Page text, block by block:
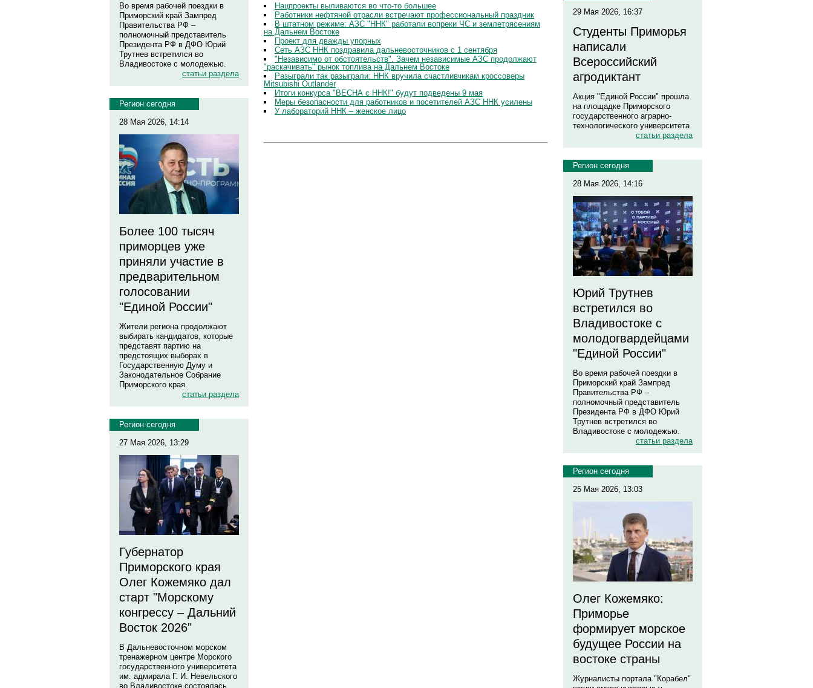
Во время рабочей поездки в
Приморский край Зампред
Правительства РФ –
полномочный представитель
Президента РФ в ДФО Юрий
Трутнев встретился во
Владивостоке с молодежью.
статьи раздела
Регион сегодня
28 Мая 2026, 14:14
Более 100 тысяч
приморцев уже
приняли участие в
предварительном
голосовании
"Единой России"
Жители региона продолжают
выбирать кандидатов, которые
представят партию на
предстоящих выборах в
Государственную Думу и
Законодательное Собрание
Приморского края.
статьи раздела
Регион сегодня
27 Мая 2026, 13:29
Губернатор
Приморского края
Олег Кожемяко дал
старт "Морскому
конгрессу – Дальний
Восток 2026"
В Дальневосточном морском
тренажерном центре Морского
государственного университета
им. адмирала Г. И. Невельского
во Владивостоке состоялась
Нацпроекты выливаются во что-то большее
Работники нефтяной отрасли встречают профессиональный праздник
В штатном режиме: АЗС "ННК" работали вопреки ЧС и землетрясениям
на Дальнем Востоке
Проект для дважды упорных
Сеть АЗС ННК поздравила дальневосточников с 1 сентября
"Независимо от обстоятельств". Зачем независимые АЗС продолжают
"раскачивать" рынок топлива на Дальнем Востоке
Разыграли так разыграли: ННК вручила счастливчикам кроссоверы
Mitsubishi Outlander
Итоги конкурса "ВЕСНА с ННК!" будут подведены 9 мая
Меры безопасности для работников и посетителей АЗС ННК усилены
У лабораторий ННК – женское лицо
29 Мая 2026, 16:37
Студенты Приморья
написали
Всероссийский
агродиктант
Акция "Единой России" прошла
на площадке Приморского
государственного аграрно-
технологического университета
статьи раздела
Регион сегодня
28 Мая 2026, 14:16
Юрий Трутнев
встретился во
Владивостоке с
молодогвардейцами
"Единой России"
Во время рабочей поездки в
Приморский край Зампред
Правительства РФ –
полномочный представитель
Президента РФ в ДФО Юрий
Трутнев встретился во
Владивостоке с молодежью.
статьи раздела
Регион сегодня
25 Мая 2026, 13:03
Олег Кожемяко:
Приморье
формирует морское
будущее России на
востоке страны
Журналисты портала "Корабел"